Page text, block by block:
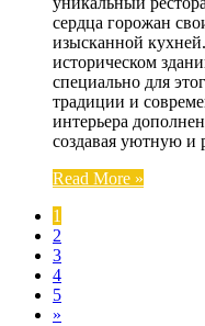
сердца горожан
изысканной
историческом
специально для
традиции и
интерьера
создавая уютную
Read More »
1
2
3
4
5
»